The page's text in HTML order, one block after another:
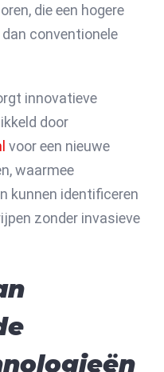
die een hogere
conventionele
innovatieve
door
voor een nieuwe
waarmee
kunnen identificeren
zonder invasieve